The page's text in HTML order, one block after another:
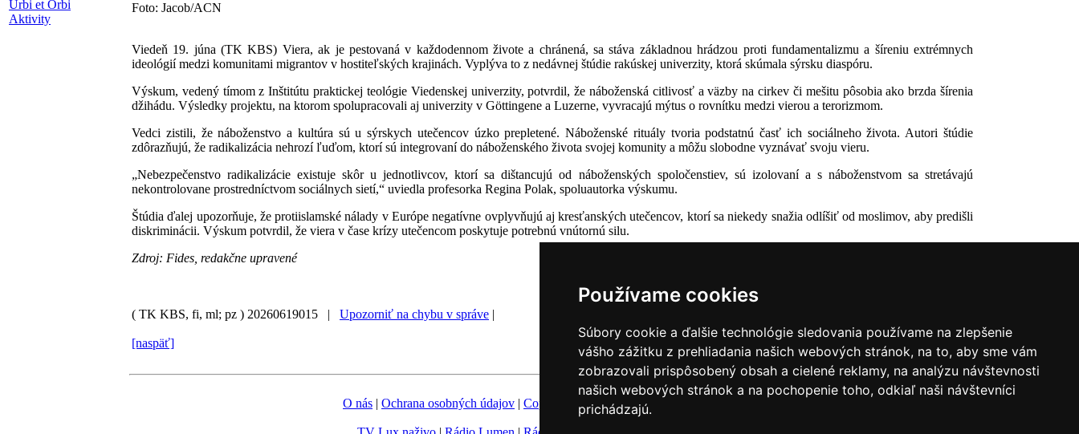
Používame cookies
Súbory cookie a ďalšie technológie sledovania používame na zlepšenie
vášho zážitku z prehliadania našich webových stránok, na to, aby sme vám
zobrazovali prispôsobený obsah a cielené reklamy, na analýzu návštevnosti
našich webových stránok a na pochopenie toho, odkiaľ naši návštevníci
prichádzajú.
Urbi et Orbi
Aktivity
Foto: Jacob/ACN
Viedeň 19. júna (TK KBS) Viera, ak je pestovaná v každodennom živote a chránená, sa stáva základnou hrádzou proti fundamentalizmu a šíreniu extrémnych
ideológií medzi komunitami migrantov v hostiteľských krajinách. Vyplýva to z nedávnej štúdie rakúskej univerzity, ktorá skúmala sýrsku diaspóru.
Výskum, vedený tímom z Inštitútu praktickej teológie Viedenskej univerzity, potvrdil, že náboženská citlivosť a väzby na cirkev či mešitu pôsobia ako brzda šírenia
džihádu. Výsledky projektu, na ktorom spolupracovali aj univerzity v Göttingene a Luzerne, vyvracajú mýtus o rovnítku medzi vierou a terorizmom.
Vedci zistili, že náboženstvo a kultúra sú u sýrskych utečencov úzko prepletené. Náboženské rituály tvoria podstatnú časť ich sociálneho života. Autori štúdie
zdôrazňujú, že radikalizácia nehrozí ľuďom, ktorí sú integrovaní do náboženského života svojej komunity a môžu slobodne vyznávať svoju vieru.
„Nebezpečenstvo radikalizácie existuje skôr u jednotlivcov, ktorí sa dištancujú od náboženských spoločenstiev, sú izolovaní a s náboženstvom sa stretávajú
nekontrolovane prostredníctvom sociálnych sietí,“ uviedla profesorka Regina Polak, spoluautorka výskumu.
Štúdia ďalej upozorňuje, že protiislamské nálady v Európe negatívne ovplyvňujú aj kresťanských utečencov, ktorí sa niekedy snažia odlíšiť od moslimov, aby predišli
diskriminácii. Výskum potvrdil, že viera v čase krízy utečencom poskytuje potrebnú vnútornú silu.
Zdroj: Fides, redakčne upravené
( TK KBS, fi, ml; pz ) 20260619015 | Upozorniť na chybu v správe |
[naspäť]
O nás | Ochrana osobných údajov | Copyright Fotobanka |Hovorca KBS